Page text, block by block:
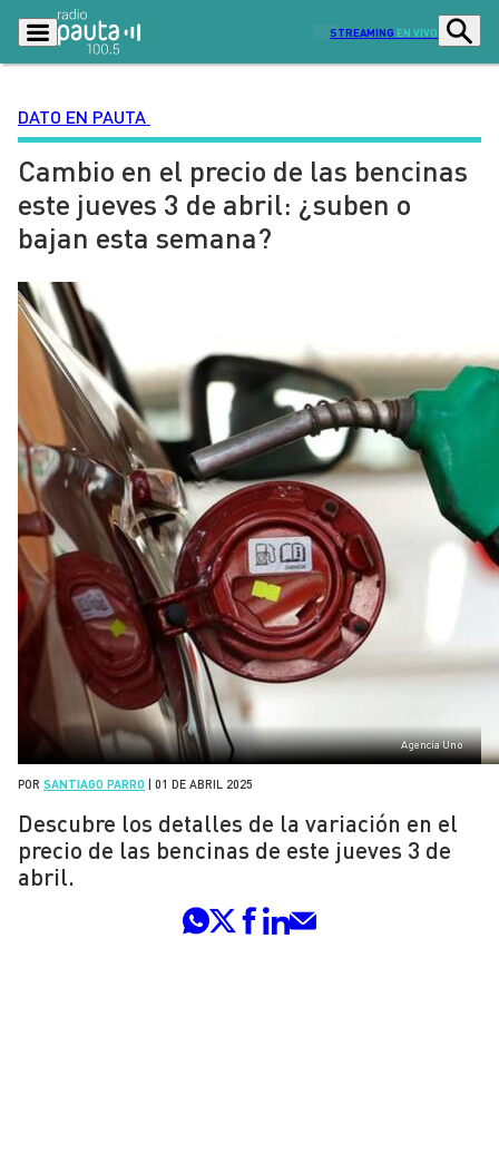
STREAMING EN VIVO
Podcasts Programas
Lo Último Actualidad
Ciudad
Radio en vivo
Tendencias
Entretención y Cultura Opinión
Dato en Pauta Señal 2
Contenido Patrocinado
DATO EN PAUTA
Cambio en el precio de las bencinas
este jueves 3 de abril: ¿suben o
bajan esta semana?
Agencia Uno
POR SANTIAGO PARRO 01 DE ABRIL 2025
Descubre los detalles de la variación en el
precio de las bencinas de este jueves 3 de
abril.